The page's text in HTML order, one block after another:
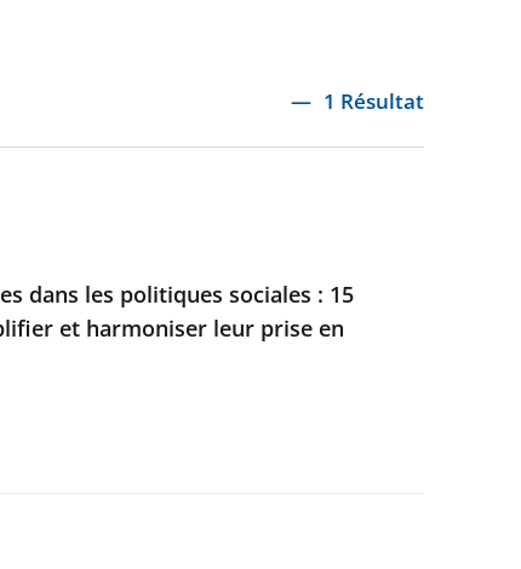
1 Résultat
dans les politiques sociales : 15
et harmoniser leur prise en